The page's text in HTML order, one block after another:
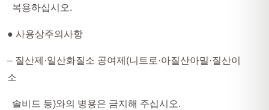
복용하십시오.
● 사용상주의사항​
– 질산제·일산화질소 공여제(니트로·아질산아밀·질산이
소
솔비드 등)와의 병용은 금지해 주십시오.